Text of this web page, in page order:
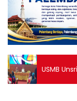
USMB